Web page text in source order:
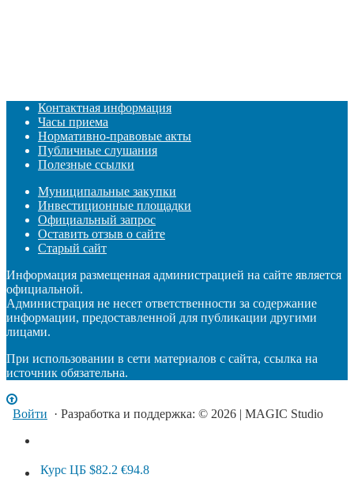
Контактная информация
Часы приема
Нормативно-правовые акты
Публичные слушания
Полезные ссылки
Муниципальные закупки
Инвестиционные площадки
Официальный запрос
Оставить отзыв о сайте
Старый сайт
Информация размещенная администрацией на сайте является
официальной.
Администрация не несет ответственности за содержание
информации, предоставленной для публикации другими
лицами.
При использовании в сети материалов с сайта, ссылка на
источник обязательна.
Войти · Разработка и поддержка: © 2026 | MAGIC Studio
Курс ЦБ $82.2 €94.8